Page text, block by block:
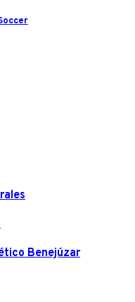
Benejúzar